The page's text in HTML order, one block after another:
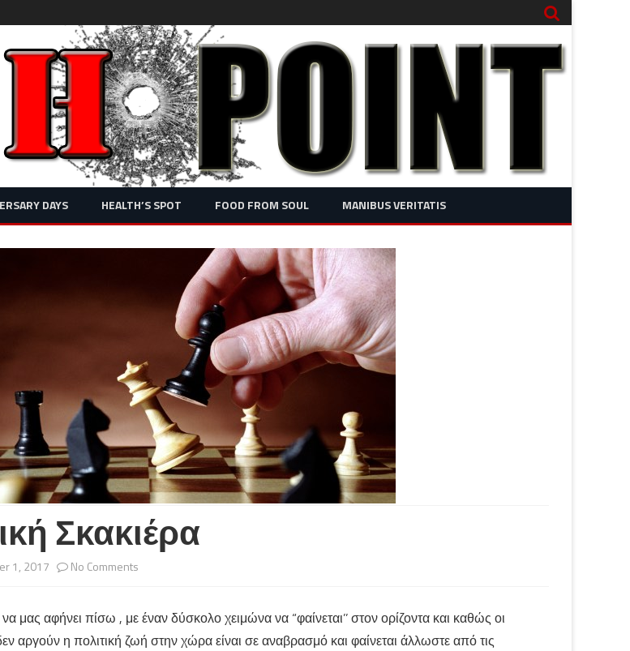
Skip
content
DAYS HEALTH’S SPOT FOOD FROM SOUL MANIBUS VERITATIS
Σκακιέρα
1, 2017 No Commentson
Σκακιέρα
μας αφήνει πίσω , με έναν δύσκολο χειμώνα να “φαίνεται’’ στον ορίζοντα και καθώς οι
αργούν η πολιτική ζωή στην χώρα είναι σε αναβρασμό και φαίνεται άλλωστε από τις